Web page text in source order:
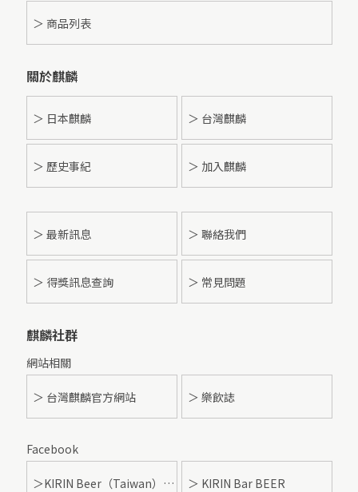
＞ 商品列表
關於麒麟
＞ 日本麒麟 ＞ 台灣麒麟
＞ 歷史事紀 ＞ 加入麒麟
＞ 最新訊息 ＞ 聯絡我們
＞ 得獎訊息查詢 ＞ 常見問題
麒麟社群
網站相關
＞ 台灣麒麟官方網站 ＞ 樂飲誌
Facebook
＞KIRIN Beer（Taiwan）- 麒麟啤酒 ＞ KIRIN Bar BEER